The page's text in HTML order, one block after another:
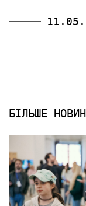
БІЛЬШЕ НОВИН